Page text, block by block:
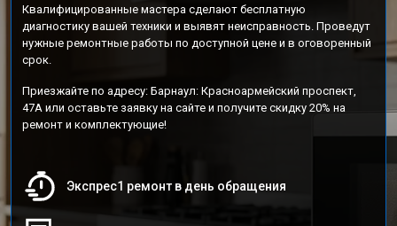
Квалифицированные мастера сделают бесплатную
диагностику вашей техники и выявят неисправность. Проведут
нужные ремонтные работы по доступной цене и в оговоренный
срок.
Приезжайте по адресу: Барнаул: Красноармейский проспект,
47А или оставьте заявку на сайте и получите скидку 20% на
ремонт и комплектующие!
Экспрес1 ремонт в день обращения